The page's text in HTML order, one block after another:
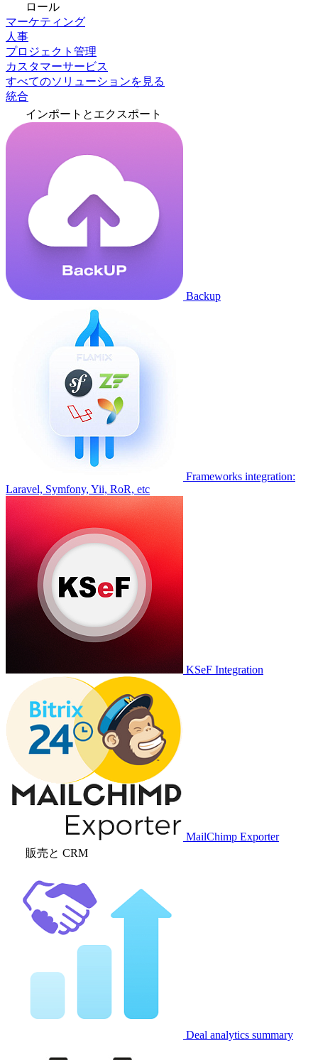
ロール
マーケティング
人事
プロジェクト管理
カスタマーサービス
すべてのソリューションを見る
統合
インポートとエクスポート
Backup
Frameworks integration:
Laravel, Symfony, Yii, RoR, etc
KSeF Integration
MailChimp Exporter
販売と CRM
Deal analytics summary